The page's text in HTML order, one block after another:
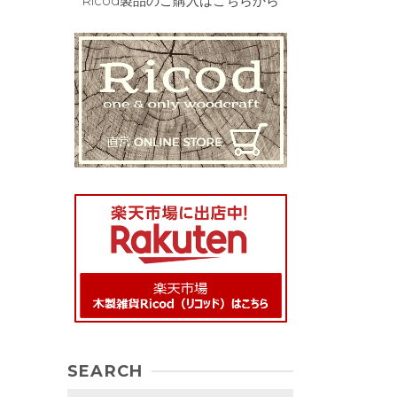
SEARCH